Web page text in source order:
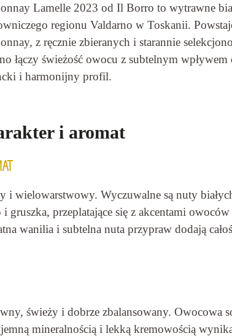
Lamelle 2023 od Il Borro to wytrawne
regionu Valdarno w Toskanii.
z ręcznie zbieranych i starannie
łączy świeżość owocu z subtelnym wpływem
i harmonijny profil.
i aromat
i wielowarstwowy. Wyczuwalne są nuty
i gruszka, przeplatające się z akcentami
wanilia i subtelna nuta przypraw dodają
świeży i dobrze zbalansowany. Owocowa
mineralnością i lekką kremowością